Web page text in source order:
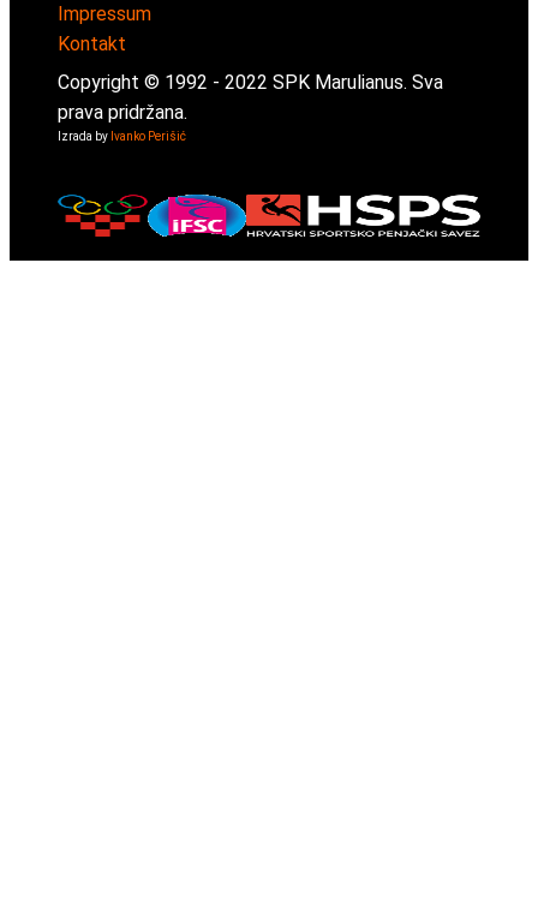
Impressum
Kontakt
Copyright © 1992 - 2022 SPK Marulianus. Sva
prava pridržana.
Izrada by Ivanko Perišić